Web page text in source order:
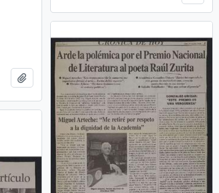
Añadir al portapapeles